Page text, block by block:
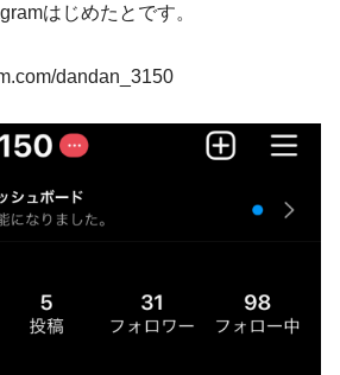
はじめたとです。
dandan_3150